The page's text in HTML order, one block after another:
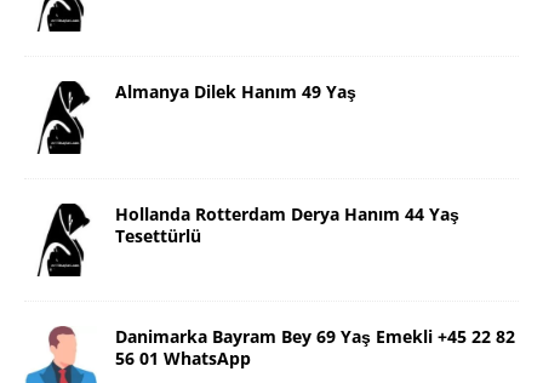
Almanya Dilek Hanım 49 Yaş
Hollanda Rotterdam Derya Hanım 44 Yaş
Tesettürlü
Danimarka Bayram Bey 69 Yaş Emekli +45 22 82
56 01 WhatsApp